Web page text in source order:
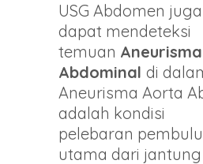
USG Abdomen juga
dapat mendeteksi
temuan
Abdominal di
Aneurisma Aorta
adalah kondisi
pelebaran
utama dari